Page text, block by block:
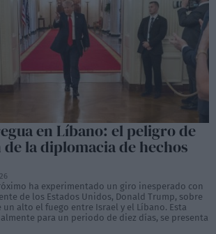
en Líbano: el peligro de
la diplomacia de hechos
ha experimentado un giro inesperado con
de los Estados Unidos, Donald Trump, sobre
un alto el fuego entre Israel y el Líbano. Esta
para un periodo de diez días, se presenta